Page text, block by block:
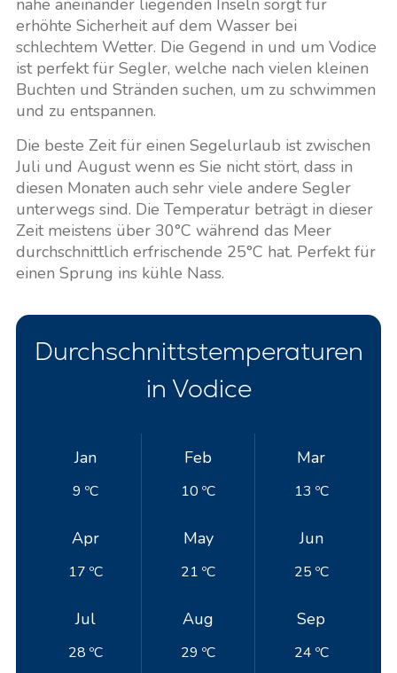
erhöhte Sicherheit auf dem Wasser bei
schlechtem Wetter. Die Gegend in und um Vodice
ist perfekt für Segler, welche nach vielen kleinen
Buchten und Stränden suchen, um zu schwimmen
und zu entspannen.
Die beste Zeit für einen Segelurlaub ist zwischen
Juli und August wenn es Sie nicht stört, dass in
diesen Monaten auch sehr viele andere Segler
unterwegs sind. Die Temperatur beträgt in dieser
Zeit meistens über 30°C während das Meer
durchschnittlich erfrischende 25°C hat. Perfekt für
einen Sprung ins kühle Nass.
Durchschnittstemperaturen
in Vodice
Jan
9 ºC
Feb
10 ºC
Mar
13 ºC
Apr
17 ºC
May
21 ºC
Jun
25 ºC
Jul
28 ºC
Aug
29 ºC
Sep
24 ºC